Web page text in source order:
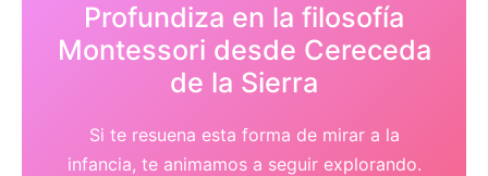
Profundiza en la filosofía
Montessori desde Cereceda
de la Sierra
Si te resuena esta forma de mirar a la
infancia, te animamos a seguir explorando.